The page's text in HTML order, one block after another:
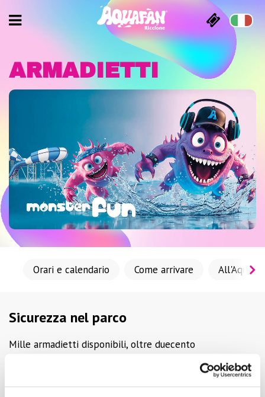
ARMADIETTI
Orari e calendario Come arrivare
Sicurezza nel parco
Mille armadietti disponibili, oltre duecento